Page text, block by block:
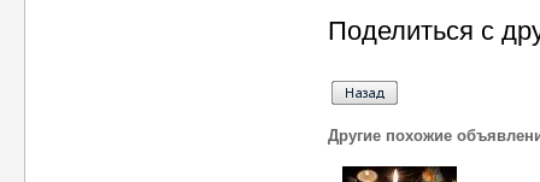
Поделиться с
Другие похожие